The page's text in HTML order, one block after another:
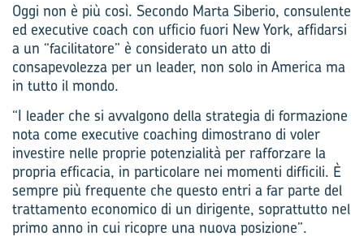
Oggi non è più così. Secondo Marta Siberio, consulente
ed executive coach con ufficio fuori New York, affidarsi
a un “facilitatore” è considerato un atto di
consapevolezza per un leader, non solo in America ma
in tutto il mondo.
“I leader che si avvalgono della strategia di formazione
nota come executive coaching dimostrano di voler
investire nelle proprie potenzialità per rafforzare la
propria efficacia, in particolare nei momenti difficili. È
sempre più frequente che questo entri a far parte del
trattamento economico di un dirigente, soprattutto nel
primo anno in cui ricopre una nuova posizione”.